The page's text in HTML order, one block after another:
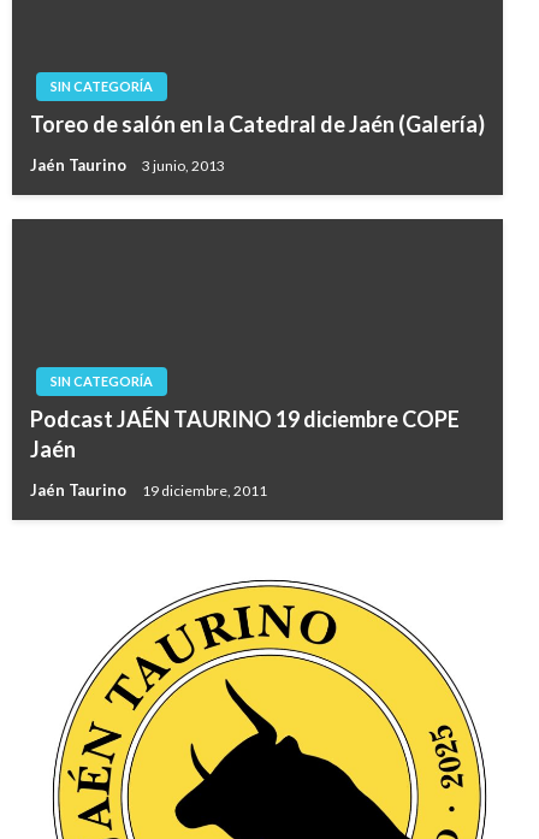
SIN CATEGORÍA
Toreo de salón en la Catedral de Jaén (Galería)
Jaén Taurino 3 junio, 2013
SIN CATEGORÍA
Podcast JAÉN TAURINO 19 diciembre COPE
Jaén
Jaén Taurino 19 diciembre, 2011